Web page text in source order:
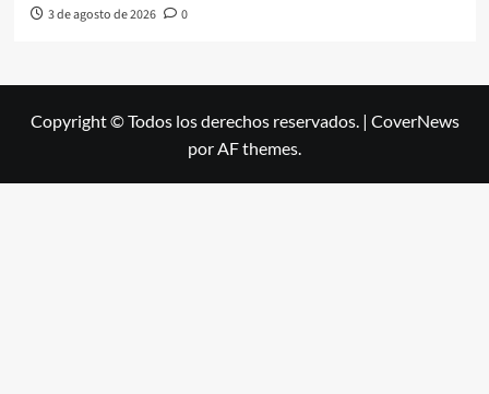
3 de agosto de 2026 0
Copyright © Todos los derechos reservados. | CoverNews
por AF themes.